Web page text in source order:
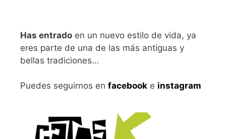
Has entrado en un nuevo estilo de vida, ya
eres parte de una de las más antiguas y
bellas tradiciones…
Puedes seguirnos en facebook e instagram